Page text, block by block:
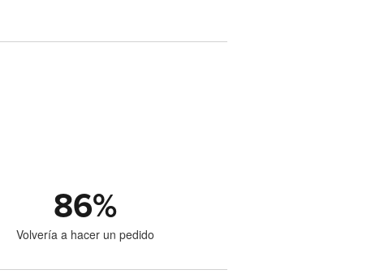
86%
Volvería a hacer un pedido